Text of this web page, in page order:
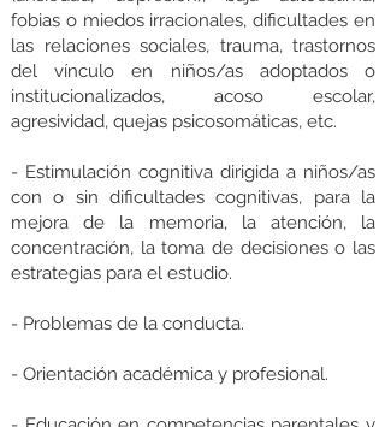
fobias o miedos irracionales, dificultades en
las relaciones sociales, trauma, trastornos
del vínculo en niños/as adoptados o
institucionalizados, acoso escolar,
agresividad, quejas psicosomáticas, etc.
- Estimulación cognitiva dirigida a niños/as
con o sin dificultades cognitivas, para la
mejora de la memoria, la atención, la
concentración, la toma de decisiones o las
estrategias para el estudio.
- Problemas de la conducta.
- Orientación académica y profesional.